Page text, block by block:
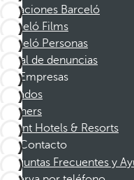
Vacaciones Barceló
Barceló Films
Barceló Personas
Canal de denuncias
Empresas
Afiliados
Partners
Dorint Hotels & Resorts
Contacto
Preguntas Frecuentes y